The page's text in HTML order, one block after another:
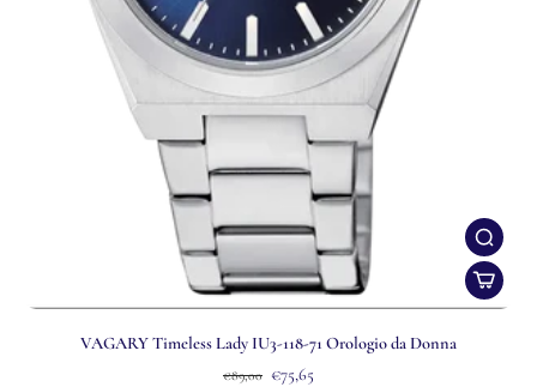
VAGARY Timeless Lady IU3-118-71 Orologio da Donna
€89,00 €75,65